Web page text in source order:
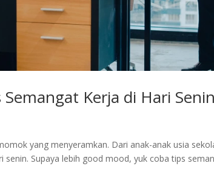
Kerja di Hari
yang menyeramkan. Dari anak-anak usia
Supaya lebih good mood, yuk coba tips